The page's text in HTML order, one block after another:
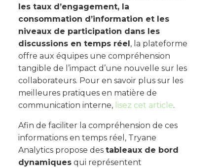
les taux d’engagement, la
consommation d’information et les
niveaux de participation dans les
discussions en temps réel , la plateforme
offre aux équipes une compréhension
tangible de l’impact d’une nouvelle sur les
collaborateurs. Pour en savoir plus sur les
meilleures pratiques en matière de
communication interne, lisez cet article.
Afin de faciliter la compréhension de ces
informations en temps réel, Tryane
Analytics propose destableaux de bord
dynamiques qui représentent